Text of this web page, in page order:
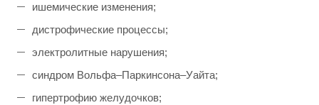
ишемические изменения;
дистрофические процессы;
электролитные нарушения;
синдром Вольфа–Паркинсона–Уайта;
гипертрофию желудочков;